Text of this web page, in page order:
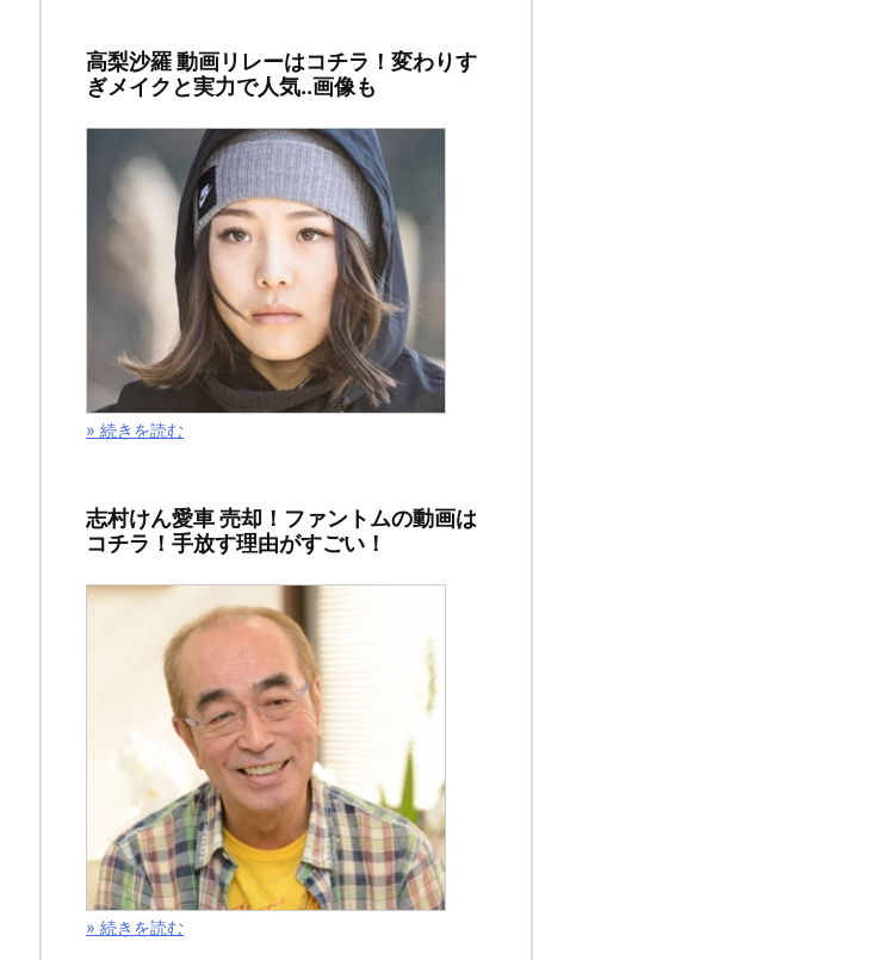
に
ち
はヽ
(^0^)
こ
ま
り
も
で
訪
問
い
て、
あ
り
が
高梨沙羅 動画リレーはコチラ！変わりす
ぎメイクと実力で人気..画像も
» 続きを読む
志村けん愛車 売却！ファントムの動画は
コチラ！手放す理由がすごい！
» 続きを読む